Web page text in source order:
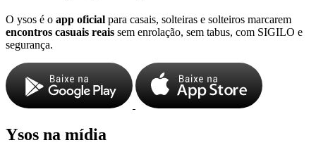
O ysos é o app oficial para casais, solteiras e solteiros marcarem
encontros casuais reais sem enrolação, sem tabus, com SIGILO e
segurança.
Ysos na mídia